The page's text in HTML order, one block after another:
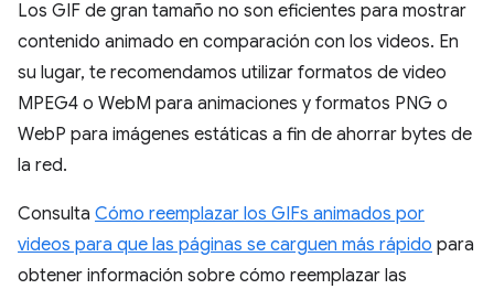
Los GIF de gran tamaño no son eficientes para mostrar
contenido animado en comparación con los videos. En
su lugar, te recomendamos utilizar formatos de video
MPEG4 o WebM para animaciones y formatos PNG o
WebP para imágenes estáticas a fin de ahorrar bytes de
la red.
Consulta Cómo reemplazar los GIFs animados por
videos para que las páginas se carguen más rápido para
obtener información sobre cómo reemplazar las